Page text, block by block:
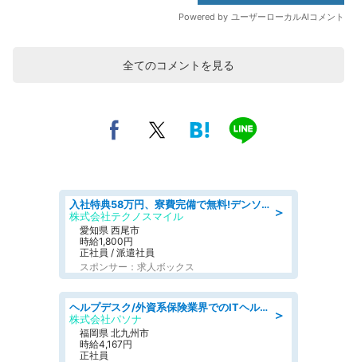
全てのコメントを見る
＞
入社特典58万円、寮費完備で無料!デンソーで働こう!自動車工場で小型部品の検査業務 denso aichi
株式会社テクノスマイル
愛知県 西尾市
時給1,800円
正社員 / 派遣社員
スポンサー：求人ボックス
＞
ヘルプデスク/外資系保険業界でのITヘルプデスク業務/駅近/即日勤務可/ヘルプデスク
株式会社パソナ
福岡県 北九州市
時給4,167円
正社員